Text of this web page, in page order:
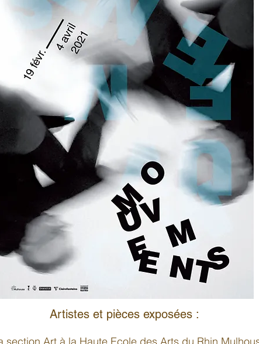
Artistes et pièces exposées :